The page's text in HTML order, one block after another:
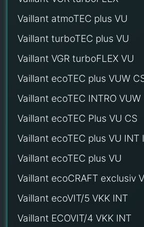
Vaillant atmoTEC plus VU
Vaillant turboTEC plus VU
Vaillant VGR turboFLEX VU
Vaillant ecoTEC plus VUW
Vaillant ecoTEC INTRO VUW
Vaillant ecoTEC Plus VU CS
Vaillant ecoTEC plus VU INT
Vaillant ecoTEC plus VU
Vaillant ecoCRAFT exclusiv
Vaillant ecoVIT/5 VKK INT
Vaillant ECOVIT/4 VKK INT